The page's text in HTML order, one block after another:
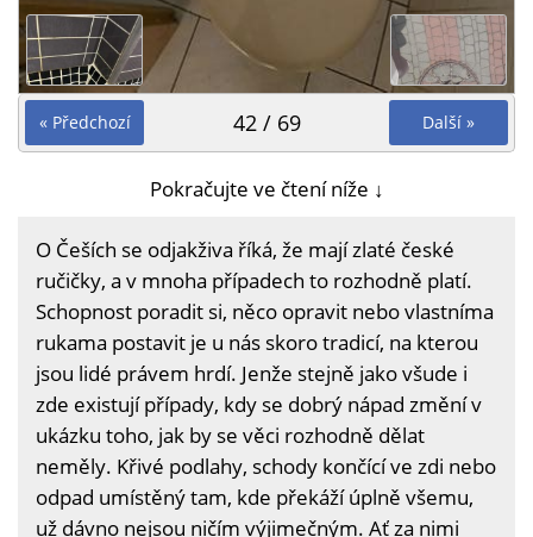
« Předchozí Další »
42 / 69
Pokračujte ve čtení níže ↓
O Češích se odjakživa říká, že mají zlaté české
ručičky, a v mnoha případech to rozhodně platí.
Schopnost poradit si, něco opravit nebo vlastníma
rukama postavit je u nás skoro tradicí, na kterou
jsou lidé právem hrdí. Jenže stejně jako všude i
zde existují případy, kdy se dobrý nápad změní v
ukázku toho, jak by se věci rozhodně dělat
neměly. Křivé podlahy, schody končící ve zdi nebo
odpad umístěný tam, kde překáží úplně všemu,
už dávno nejsou ničím výjimečným. Ať za nimi